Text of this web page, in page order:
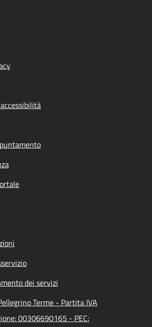
dei servizi
Terme - Partita IVA
00306690165 - PEC: